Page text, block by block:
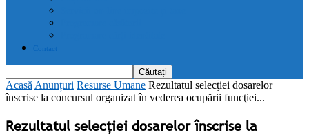
Contact
AcasăAnunțuri Resurse Umane Rezultatul selecţiei dosarelor
înscrise la concursul organizat în vederea ocupării funcţiei...
Rezultatul selecţiei dosarelor înscrise la